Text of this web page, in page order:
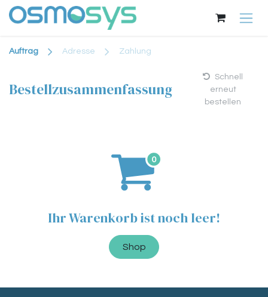
Zum Inhalt springen
Auftrag Adresse Zahlung
Bestellzusammenfassung
Schnell
erneut
bestellen
Ihr Warenkorb ist noch leer!
Shop